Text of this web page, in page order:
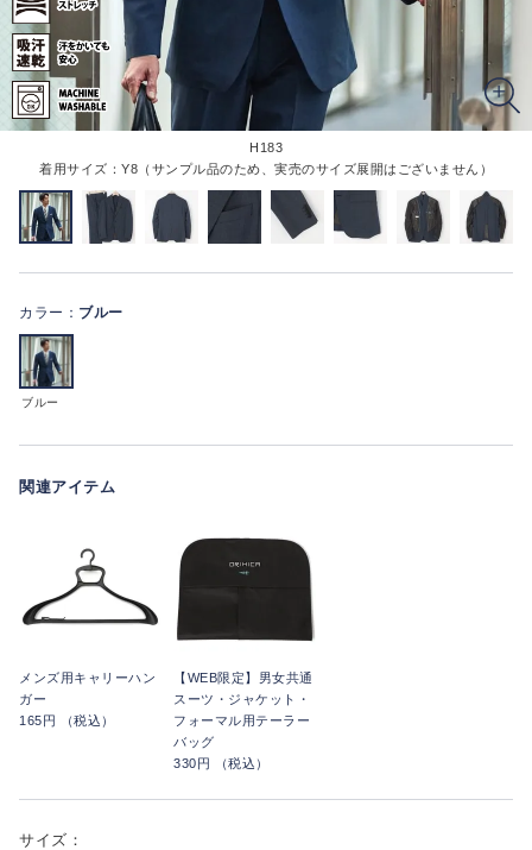
H183
着用サイズ：Y8（サンプル品のため、実売のサイズ展開はございません）
カラー： ブルー
ブルー
関連アイテム
メンズ用キャリーハン
ガー
165円 （税込）
【WEB限定】男女共通
スーツ・ジャケット・
フォーマル用テーラー
バッグ
330円 （税込）
サイズ：